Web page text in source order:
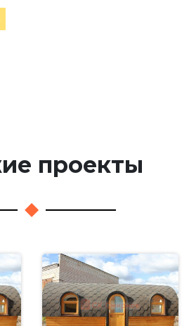
проекты